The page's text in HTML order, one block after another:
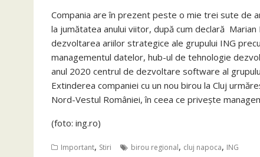
Compania are în prezent peste o mie trei sute de
la jumătatea anului viitor, după cum declară
dezvoltarea ariilor strategice ale grupului ING
managementul datelor, hub-ul de tehnologie
anul 2020 centrul de dezvoltare software al
Extinderea companiei cu un nou birou la Cluj
Nord-Vestul României, în ceea ce privește
(foto: ing.ro)
Important, Stiri birou regional, cluj napoca, ING